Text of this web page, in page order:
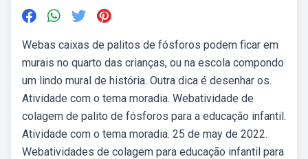
Webas caixas de palitos de fósforos podem ficar em
murais no quarto das crianças, ou na escola compondo
um lindo mural de história. Outra dica é desenhar os.
Atividade com o tema moradia. Webatividade de
colagem de palito de fósforos para a educação infantil.
Atividade com o tema moradia. 25 de may de 2022.
Webatividades de colagem para educação infantil para